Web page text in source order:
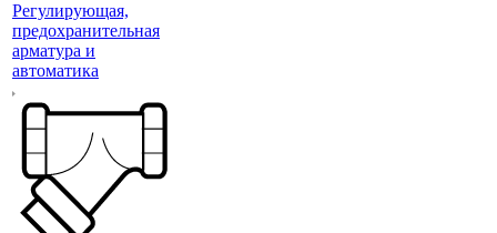
Регулирующая,
предохранительная
арматура и
автоматика